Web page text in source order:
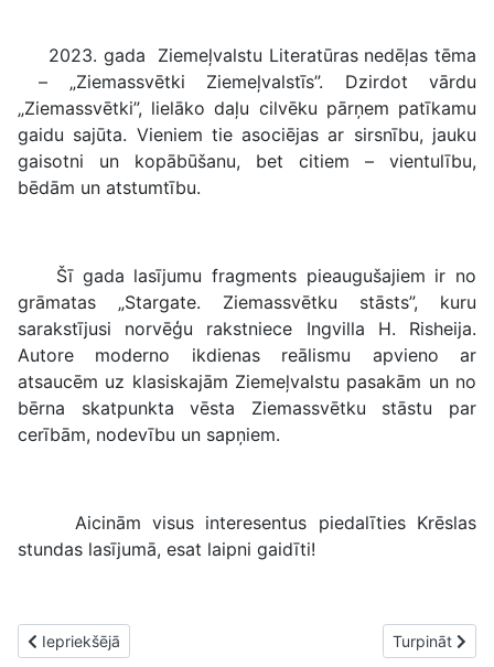
2023. gada Ziemeļvalstu Literatūras nedēļas tēma
– „Ziemassvētki Ziemeļvalstīs”. Dzirdot vārdu
„Ziemassvētki”, lielāko daļu cilvēku pārņem patīkamu
gaidu sajūta. Vieniem tie asociējas ar sirsnību, jauku
gaisotni un kopābūšanu, bet citiem – vientulību,
bēdām un atstumtību.
Šī gada lasījumu fragments pieaugušajiem ir no
grāmatas „Stargate. Ziemassvētku stāsts”, kuru
sarakstījusi norvēģu rakstniece Ingvilla H. Risheija.
Autore moderno ikdienas reālismu apvieno ar
atsaucēm uz klasiskajām Ziemeļvalstu pasakām un no
bērna skatpunkta vēsta Ziemassvētku stāstu par
cerībām, nodevību un sapņiem.
Aicinām visus interesentus piedalīties Krēslas
stundas lasījumā, esat laipni gaidīti!
Iepriekšējais raksts: Kultūras nozares speciālistus aicina
Iepriekšējā Nākamais
Turpināt